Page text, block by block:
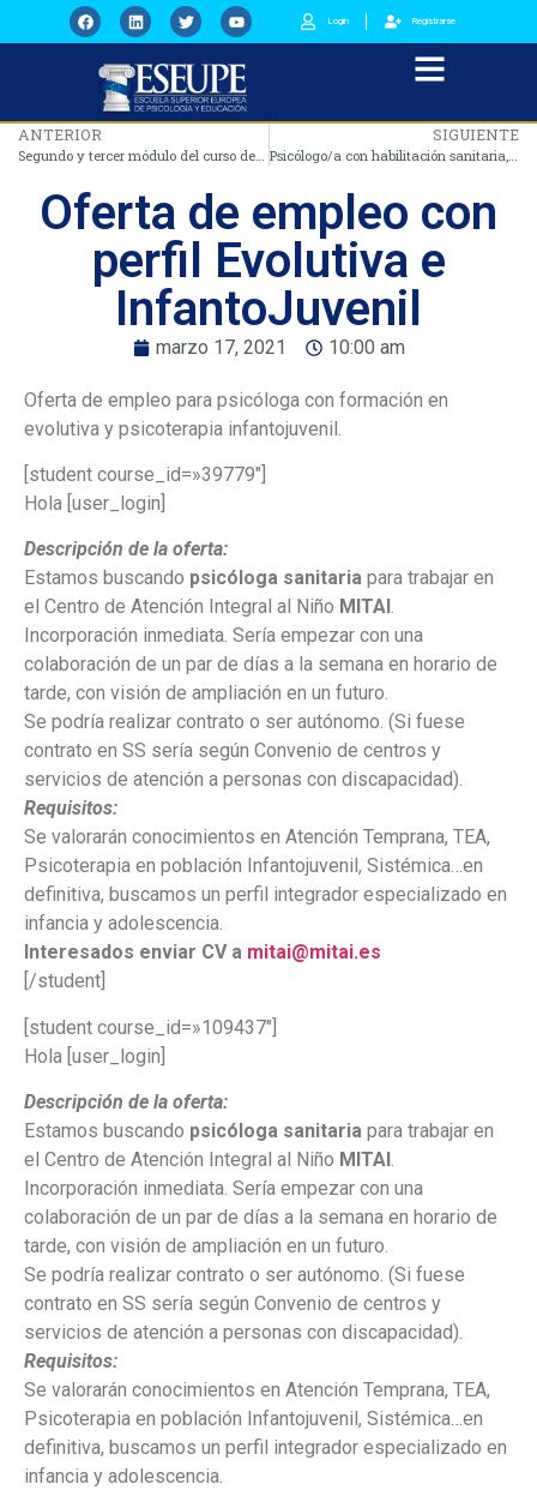
Login Registrarse
ANTERIOR SIGUIENTE
Oferta de empleo con
perfil Evolutiva e
InfantoJuvenil
marzo 17, 2021 10:00 am
Oferta de empleo para psicóloga con formación en
evolutiva y psicoterapia infantojuvenil.
[student course_id=»39779″]
Hola [user_login]
Descripción de la oferta:
Estamos buscando psicóloga sanitaria para trabajar en
el Centro de Atención Integral al Niño MITAI .
Incorporación inmediata. Sería empezar con una
colaboración de un par de días a la semana en horario de
tarde, con visión de ampliación en un futuro.
Se podría realizar contrato o ser autónomo. (Si fuese
contrato en SS sería según Convenio de centros y
servicios de atención a personas con discapacidad).
Requisitos:
Se valorarán conocimientos en Atención Temprana, TEA,
Psicoterapia en población Infantojuvenil, Sistémica…en
definitiva, buscamos un perfil integrador especializado en
infancia y adolescencia.
Interesados enviar CV a mitai@mitai.es
[/student]
[student course_id=»109437″]
Hola [user_login]
Descripción de la oferta:
Estamos buscando psicóloga sanitaria para trabajar en
el Centro de Atención Integral al Niño MITAI .
Incorporación inmediata. Sería empezar con una
colaboración de un par de días a la semana en horario de
tarde, con visión de ampliación en un futuro.
Se podría realizar contrato o ser autónomo. (Si fuese
contrato en SS sería según Convenio de centros y
servicios de atención a personas con discapacidad).
Requisitos:
Se valorarán conocimientos en Atención Temprana, TEA,
Psicoterapia en población Infantojuvenil, Sistémica…en
definitiva, buscamos un perfil integrador especializado en
infancia y adolescencia.